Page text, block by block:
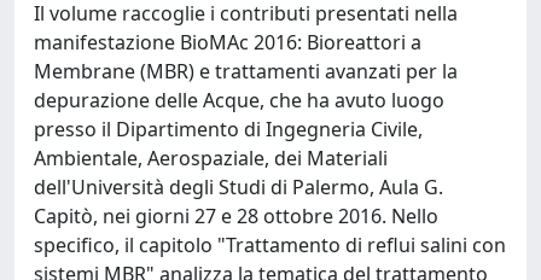
Il volume raccoglie i contributi presentati nella
manifestazione BioMAc 2016: Bioreattori a
Membrane (MBR) e trattamenti avanzati per la
depurazione delle Acque, che ha avuto luogo
presso il Dipartimento di Ingegneria Civile,
Ambientale, Aerospaziale, dei Materiali
dell'Università degli Studi di Palermo, Aula G.
Capitò, nei giorni 27 e 28 ottobre 2016. Nello
specifico, il capitolo "Trattamento di reflui salini con
sistemi MBR" analizza la tematica del trattamento